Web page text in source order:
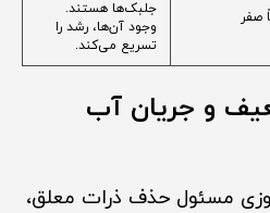
صفر
جلبک‌ها هستند.
وجود آن‌ها، رشد را
تسریع می‌کند.
و جریان آب
مسئول حذف ذرات معلق،